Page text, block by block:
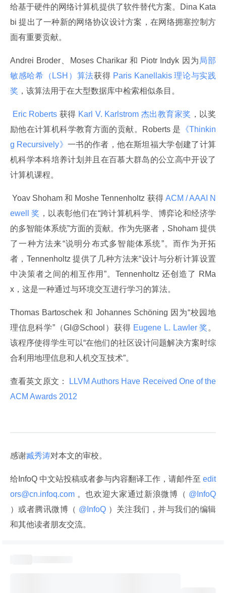
给基于硬件的网络计算机提供了软件替代方案。Dina Kata
bi 提出了一种新的网络协议设计方案，在网络拥塞控制方
面有重要贡献。
Andrei Broder、Moses Charikar 和 Piotr Indyk 因为 局部
敏感哈希（LSH）算法获得 Paris Kanellakis 理论与实践
奖 ，该算法用于在大型数据库中检索相似条目。
Eric Roberts 获得 Karl V. Karlstrom 杰出教育家奖 ，以奖
励他在计算机科学教育方面的贡献。Roberts 是 《Thinkin
g Recursively》一书的作者，他在斯坦福大学创建了计算
机科学本科培养计划并且在百慕大群岛的公立高中开设了
计算机课程。
Yoav Shoham 和 Moshe Tennenholtz 获得 ACM / AAAI N
ewell 奖 ，以表彰他们在“跨计算机科学、博弈论和经济学
的多智能体系统”方面的贡献。作为先驱者，Shoham 提供
了一种方法来“说明分布式多智能体系统”。而作为开拓
者，Tennenholtz 提供了几种方法来“设计与分析计算设置
中决策者之间的相互作用”。Tennenholtz 还创造了 RMa
x，这是一种通过与环境交互进行学习的算法。
Thomas Bartoschek 和 Johannes Schöning 因为“校园地
理信息科学”（GI@School）获得 Eugene L. Lawler 奖 。
该程序使得学生可以“在他们的社区设计问题解决方案时综
合利用地理信息和人机交互技术”。
查看英文原文：
LLVM Authors Have Received One of the
ACM Awards 2012
感谢臧秀涛对本文的审校。
给InfoQ 中文站投稿或者参与内容翻译工作，请邮件至 edit
ors@cn.infoq.com 。也欢迎大家通过新浪微博（
）或者腾讯微博（ @InfoQ ）关注我们，并与我们的编辑
和其他读者朋友交流。